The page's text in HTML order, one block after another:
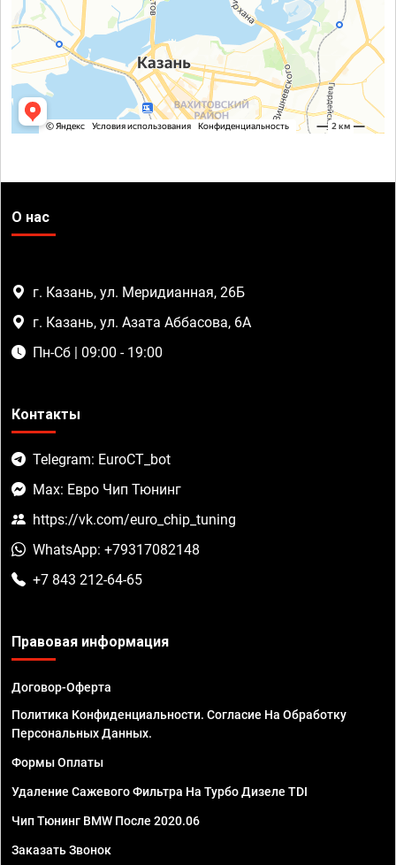
О нас
г. Казань, ул. Меридианная, 26Б
г. Казань, ул. Азата Аббасова, 6А
Пн-Сб | 09:00 - 19:00
Контакты
Telegram: EuroCT_bot
Max: Евро Чип Тюнинг
https://vk.com/euro_chip_tuning
WhatsApp: +79317082148
+7 843 212-64-65
Правовая информация
Договор-Оферта
Политика Конфиденциальности. Согласие На Обработку
Персональных Данных.
Формы Оплаты
Удаление Сажевого Фильтра На Турбо Дизеле TDI
Чип Тюнинг BMW После 2020.06
Заказать Звонок